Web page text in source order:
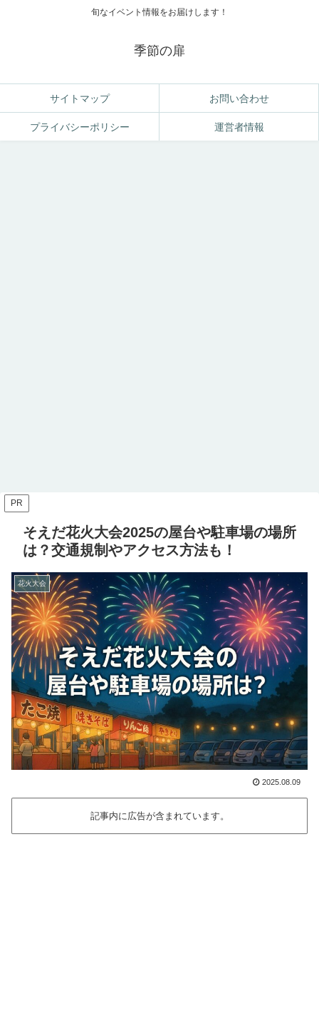
旬なイベント情報をお届けします！
季節の扉
サイトマップ お問い合わせ
プライバシーポリシー 運営者情報
PR
そえだ花火大会2025の屋台や駐車場の場所
は？交通規制やアクセス方法も！
花火大会
2025.08.09
記事内に広告が含まれています。